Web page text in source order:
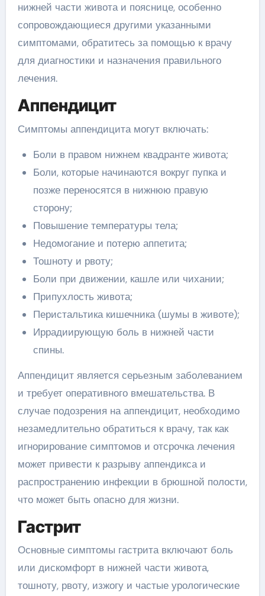
нижней части живота и пояснице, особенно
сопровождающиеся другими указанными
симптомами, обратитесь за помощью к врачу
для диагностики и назначения правильного
лечения.
Аппендицит
Симптомы аппендицита могут включать:
Боли в правом нижнем квадранте живота;
Боли, которые начинаются вокруг пупка и
позже переносятся в нижнюю правую
сторону;
Повышение температуры тела;
Недомогание и потерю аппетита;
Тошноту и рвоту;
Боли при движении, кашле или чихании;
Припухлость живота;
Перистальтика кишечника (шумы в животе);
Иррадиирующую боль в нижней части
спины.
Аппендицит является серьезным заболеванием
и требует оперативного вмешательства. В
случае подозрения на аппендицит, необходимо
незамедлительно обратиться к врачу, так как
игнорирование симптомов и отсрочка лечения
может привести к разрыву аппендикса и
распространению инфекции в брюшной полости,
что может быть опасно для жизни.
Гастрит
Основные симптомы гастрита включают боль
или дискомфорт в нижней части живота,
тошноту, рвоту, изжогу и частые урологические